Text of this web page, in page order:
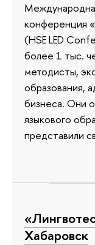
конференция
(HSE LED
более 1 тыс.
методисты,
образования,
бизнеса. Они
языкового
представили
Хабаровск